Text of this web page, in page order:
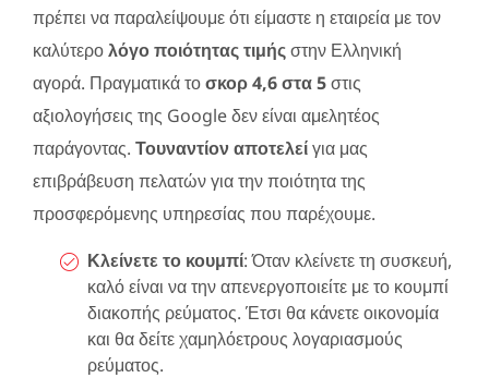
πρέπει να παραλείψουμε ότι είμαστε η εταιρεία με τον
καλύτερολόγο ποιότητας τιμήςστην Ελληνική
αγορά. Πραγματικά τοσκορ 4,6 στα 5στις
αξιολογήσεις της Google δεν είναι αμελητέος
παράγοντας. Τουναντίον αποτελείγια μας
επιβράβευση πελατών για την ποιότητα της
προσφερόμενης υπηρεσίας που παρέχουμε.
Κλείνετε το κουμπί: Όταν κλείνετε τη συσκευή,
καλό είναι να την απενεργοποιείτε με το κουμπί
διακοπής ρεύματος. Έτσι θα κάνετε οικονομία
και θα δείτε χαμηλόετρους λογαριασμούς
ρεύματος.